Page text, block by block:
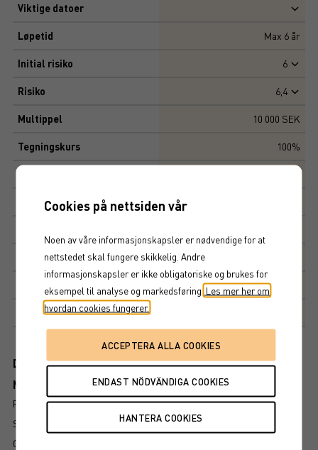
Viktige datoer
Løpetid Max 6 år
Initial risiko 6
Risiko 6,4
Multippel 10 000 SEK
Tegningskurs 100%
Avkastningsfaktor
Kupong
Kupongdetaljer
Markedsplass
Dokument
Mer information om produkten
RISIKO
SLIK LESER DU FAKTABLADET
GRUNDPROSPEKT
Cookies på nettsiden vår
Noen av våre informasjonskapsler er nødvendige for at
nettstedet skal fungere skikkelig. Andre
informasjonskapsler er ikke obligatoriske og brukes for
eksempel til analyse og markedsføring. Les mer her om
hvordan cookies fungerer.